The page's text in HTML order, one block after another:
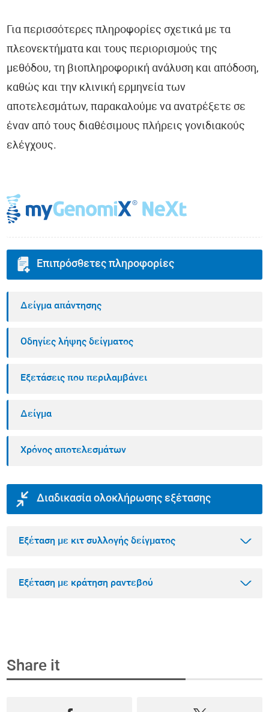
Για περισσότερες πληροφορίες σχετικά με τα
πλεονεκτήματα και τους περιορισμούς της
μεθόδου, τη βιοπληροφορική ανάλυση και απόδοση,
καθώς και την κλινική ερμηνεία των
αποτελεσμάτων, παρακαλούμε να ανατρέξετε σε
έναν από τους διαθέσιμους πλήρεις γονιδιακούς
ελέγχους.
Επιπρόσθετες πληροφορίες
Δείγμα απάντησης
Οδηγίες λήψης δείγματος
Εξετάσεις που περιλαμβάνει
Δείγμα
Χρόνος αποτελεσμάτων
Διαδικασία ολοκλήρωσης εξέτασης
Εξέταση με κιτ συλλογής δείγματος
Επιλέξτε την εξέταση που θέλετε να κάνετε
Εξέταση με κράτηση ραντεβού
Βήμα 1
Share it